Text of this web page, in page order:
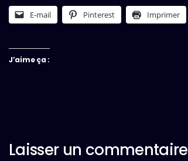
E-mail Pinterest Imprimer
J’aime ça :
Laisser un commentaire